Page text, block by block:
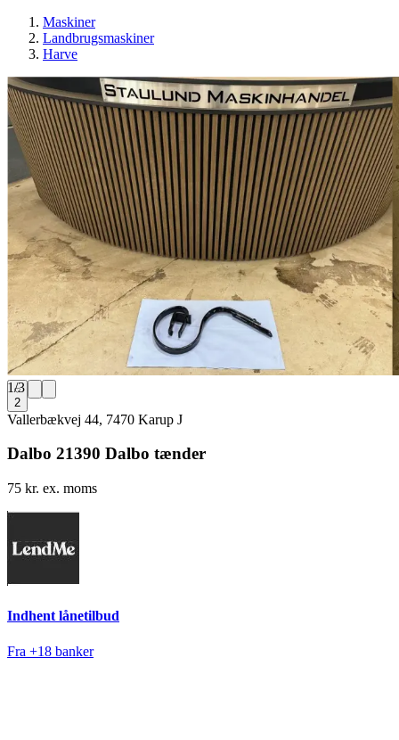
Maskiner
Landbrugsmaskiner
Harve
1/3
2
Vallerbækvej 44, 7470 Karup J
Dalbo 21390 Dalbo tænder
75 kr. ex. moms
Indhent lånetilbud
Fra +18 banker